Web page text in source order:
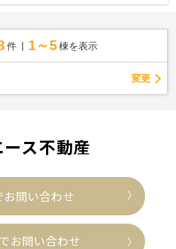
件 1～5 棟を表示
変更
ス不動産
お問い合わせ
お問い合わせ